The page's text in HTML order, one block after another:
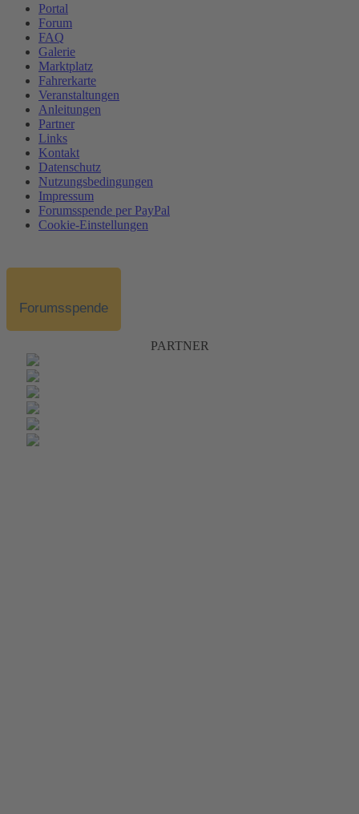
Portal
Forum
FAQ
Galerie
Marktplatz
Fahrerkarte
Veranstaltungen
Anleitungen
Partner
Links
Kontakt
Datenschutz
Nutzungsbedingungen
Impressum
Forumsspende per PayPal
Cookie-Einstellungen
Forumsspende
PARTNER